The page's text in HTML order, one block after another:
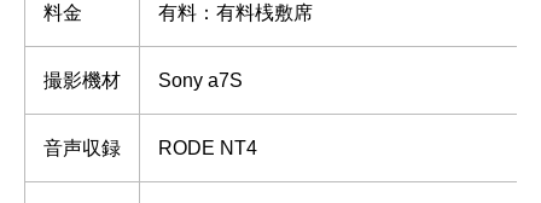
料金 有料：有料桟敷席
撮影機材 Sony a7S
音声収録 RODE NT4